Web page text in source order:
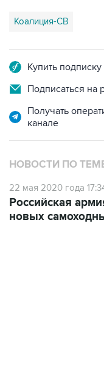
Коалиция-СВ
Купить
Подписаться на
Получать
канале
НОВОСТИ ПО
22 мая 2020 года
Российская
новых